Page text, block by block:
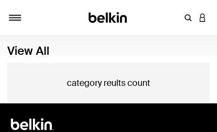
輸入關鍵
登入
View All
category reults count